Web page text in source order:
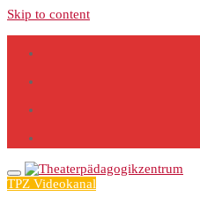
Skip to content
TPZ Videokanal